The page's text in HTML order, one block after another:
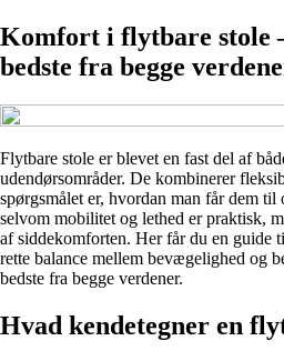
Komfort i flytbare stole
bedste fra begge
Flytbare stole er blevet en fast del af
udendørsområder. De kombinerer
spørgsmålet er, hvordan man får dem
selvom mobilitet og lethed er praktisk,
af siddekomforten. Her får du en guide
rette balance mellem bevægelighed og
bedste fra begge verdener.
Hvad kendetegner en